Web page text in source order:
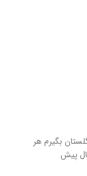
بگیرم هر
پیش